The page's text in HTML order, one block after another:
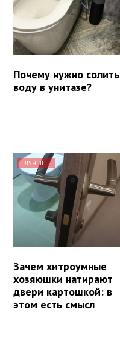
Почему нужно солить
воду в унитазе?
ЛУЧШЕЕ
Зачем хитроумные
хозяюшки натирают
двери картошкой: в
этом есть смысл